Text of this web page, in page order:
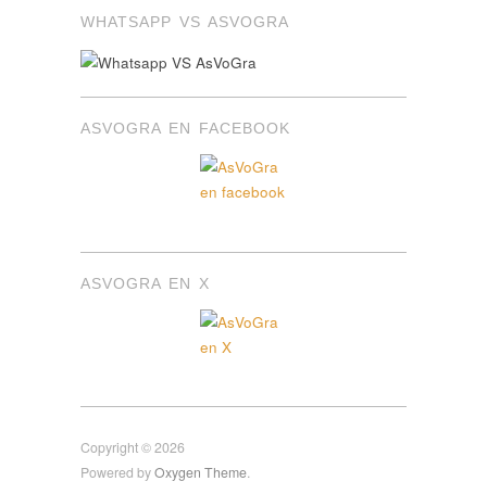
WHATSAPP VS ASVOGRA
ASVOGRA EN FACEBOOK
ASVOGRA EN X
Copyright © 2026
Powered byOxygen Theme.